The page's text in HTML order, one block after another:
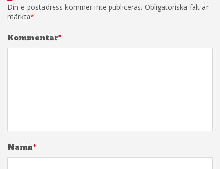
Din e-postadress kommer inte publiceras. Obligatoriska fält är
märkta*
Kommentar*
Namn*